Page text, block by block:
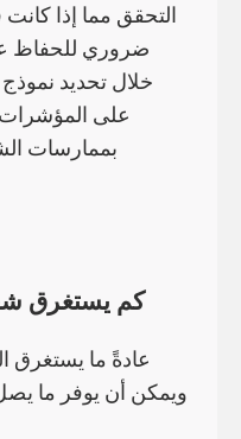
التحقق مما إذا
ضروري للحفاظ
خلال تحديد
على المؤشرات
بممارسات
كم يستغرق
عادةً ما يستغرق
ويمكن أن يوفر ما